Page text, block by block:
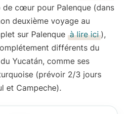
de cœur pour Palenque (dans
deuxième voyage au
sur Palenque à lire ici ),
différents du
Yucatán, comme ses
(prévoir 2/3 jours
et Campeche).